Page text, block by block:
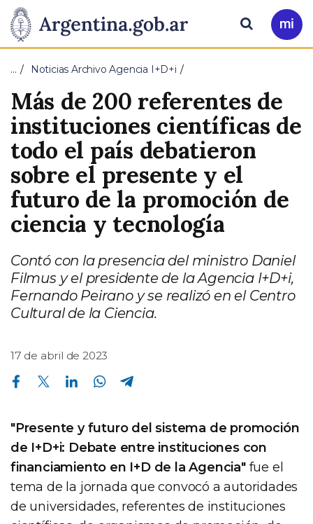
Presidencia
de
la
Nación
Pasar al contenido principal
Ir
a
Buscar
… Noticias Archivo Agencia I+D+i
Más de 200 referentes de
instituciones científicas de
todo el país debatieron
sobre el presente y el
futuro de la promoción de
ciencia y tecnología
Contó con la presencia del ministro Daniel
Filmus y el presidente de la Agencia I+D+i,
Fernando Peirano y se realizó en el Centro
Cultural de la Ciencia.
17 de abril de 2023
Compartir en Facebook Compartir en Twitter Compartir en Linkedin Compartir en Whatsapp
"Presente y futuro del sistema de promoción
de I+D+i: Debate entre instituciones con
financiamiento en I+D de la Agencia"fue el
tema de la jornada que convocó a autoridades
de universidades, referentes de instituciones